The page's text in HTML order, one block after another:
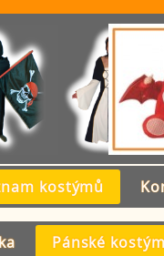
kostýmů
Pánské